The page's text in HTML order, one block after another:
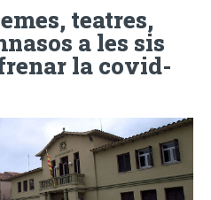
teatres,
a les sis
la covid-